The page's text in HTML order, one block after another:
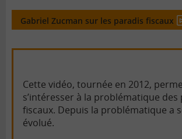
tous
Gabriel Zucman sur les paradis fiscaux
Cette vidéo, tournée en 2012,
s’intéresser à la problématique des
fiscaux. Depuis la problématique a
évolué.